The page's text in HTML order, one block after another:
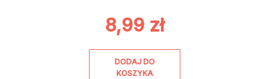
8,99 zł
DODAJ DO
KOSZYKA